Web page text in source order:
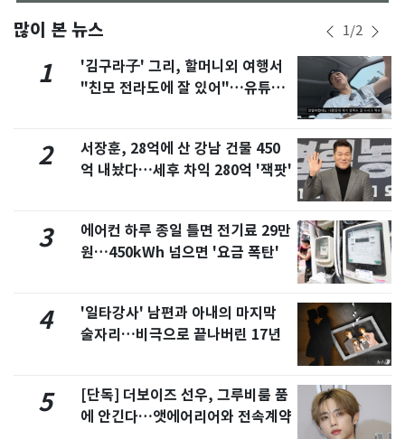
많이 본 뉴스 1/2
1
'김구라子' 그리, 할머니외 여행서
"친모 전라도에 잘 있어"…유튜브
2
서장훈, 28억에 산 강남 건물 450
억 내놨다…세후 차익 280억 '잭팟'
3
에어컨 하루 종일 틀면 전기료 29만
원…450kWh 넘으면 '요금 폭탄'
4
'일타강사' 남편과 아내의 마지막
술자리…비극으로 끝나버린 17년
5
[단독] 더보이즈 선우, 그루비룸 품
에 안긴다…앳에어리어와 전속계약